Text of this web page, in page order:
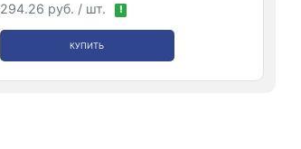
294.26 руб. / шт. !
КУПИТЬ